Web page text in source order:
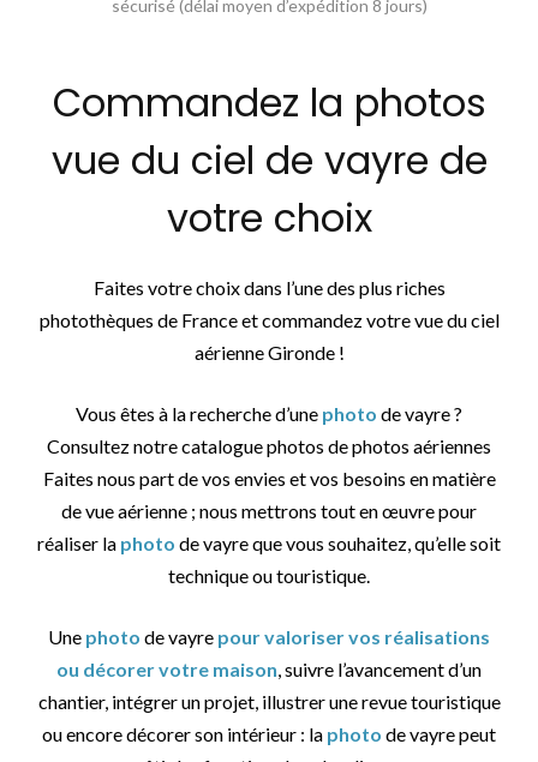
sécurisé (délai moyen d’expédition 8 jours)
Commandez la photos
vue du ciel de vayre de
votre choix
Faites votre choix dans l’une des plus riches
photothèques de France et commandez votre vue du ciel
aérienne Gironde !
Vous êtes à la recherche d’une photo de vayre ?
Consultez notre catalogue photos de photos aériennes
Faites nous part de vos envies et vos besoins en matière
de vue aérienne ; nous mettrons tout en œuvre pour
réaliser la photo de vayre que vous souhaitez, qu’elle soit
technique ou touristique.
Une photo de vayre pour valoriser vos réalisations
ou décorer votre maison, suivre l’avancement d’un
chantier, intégrer un projet, illustrer une revue touristique
ou encore décorer son intérieur : la photo de vayre peut